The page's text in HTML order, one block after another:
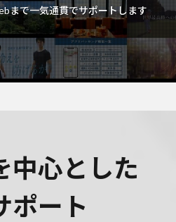
まで一気通貫でサポートします
中心とした
ポート